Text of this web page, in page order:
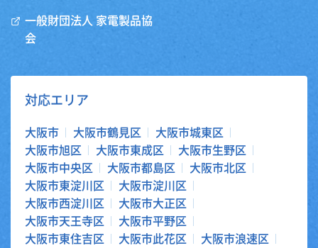
一般財団法人 家電製品協
会
対応エリア
大阪市 大阪市鶴見区
大阪市城東区
大阪市旭区
大阪市東成区
大阪市生野区
大阪市中央区
大阪市都島区
大阪市北区
大阪市東淀川区
大阪市淀川区
大阪市西淀川区
大阪市大正区
大阪市天王寺区
大阪市平野区
大阪市東住吉区
大阪市此花区
大阪市浪速区